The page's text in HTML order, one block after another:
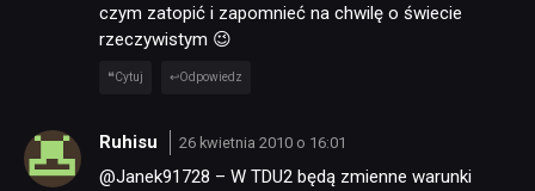
czym zatopić i zapomnieć na chwilę o świecie
rzeczywistym 😉
Cytuj Odpowiedz
Ruhisu 26 kwietnia 2010 o 16:01
@Janek91728 – W TDU2 będą zmienne warunki